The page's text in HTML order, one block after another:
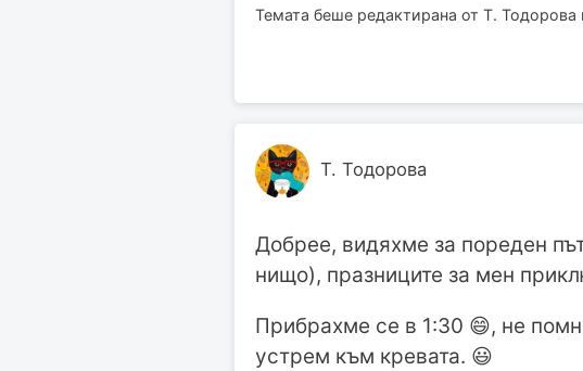
Темата беше редактирана от Т. Тодорова
Т. Тодорова
Добрее, видяхме за пореден
нищо), празниците за мен
Прибрахме се в 1:30 😄, не
устрем към кревата. 😃